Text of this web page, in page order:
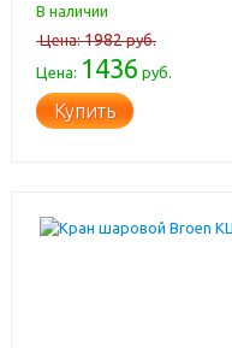
В наличии
Цена:1982руб.
Цена: 1436 руб.
Купить